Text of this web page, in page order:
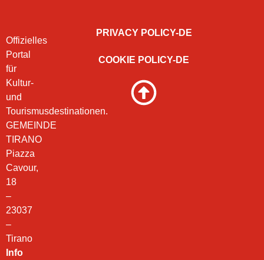
Offizielles
Portal
für
Kultur-
und
Tourismusdestinationen.
GEMEINDE
TIRANO
Piazza
Cavour,
18
–
23037
–
Tirano
Info
PRIVACY POLICY-DE
COOKIE POLICY-DE